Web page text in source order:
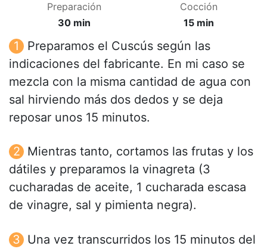
Preparación
30 min
Cocción
15 min
Preparamos el Cuscús según las
indicaciones del fabricante. En mi caso se
mezcla con la misma cantidad de agua con
sal hirviendo más dos dedos y se deja
reposar unos 15 minutos.
Mientras tanto, cortamos las frutas y los
dátiles y preparamos la vinagreta (3
cucharadas de aceite, 1 cucharada escasa
de vinagre, sal y pimienta negra).
Una vez transcurridos los 15 minutos del